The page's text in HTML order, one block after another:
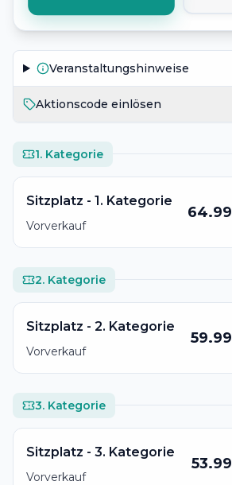
Veranstaltungshinweise
Aktionscode einlösen
1. Kategorie
Sitzplatz - 1. Kategorie
Vorverkauf
64.99
2. Kategorie
Sitzplatz - 2. Kategorie
Vorverkauf
59.99
3. Kategorie
Sitzplatz - 3. Kategorie
Vorverkauf
53.99